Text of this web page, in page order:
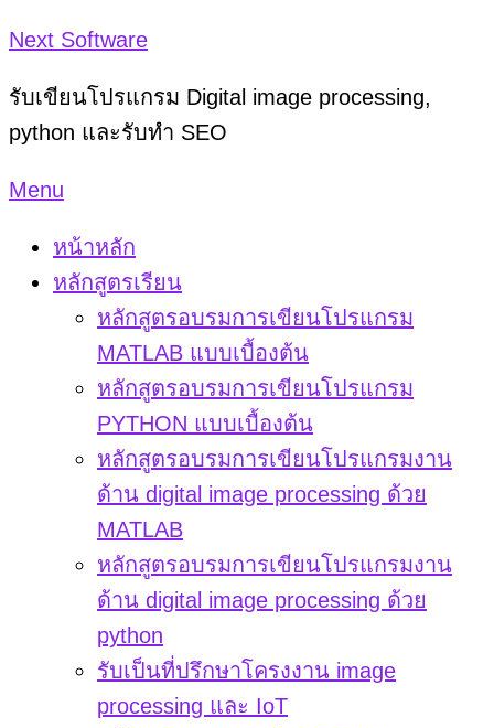
Skip
content
Next Software
รับเขียนโปรแกรม Digital image processing,
python และรับทำ SEO
Menu
หน้าหลัก
หลักสูตรเรียน
หลักสูตรอบรมการเขียนโปรแกรม
MATLAB แบบเบื้องต้น
หลักสูตรอบรมการเขียนโปรแกรม
PYTHON แบบเบื้องต้น
หลักสูตรอบรมการเขียนโปรแกรมงาน
ด้าน digital image processing ด้วย
MATLAB
หลักสูตรอบรมการเขียนโปรแกรมงาน
ด้าน digital image processing ด้วย
python
รับเป็นที่ปรึกษาโครงงาน image
processing และ IoT